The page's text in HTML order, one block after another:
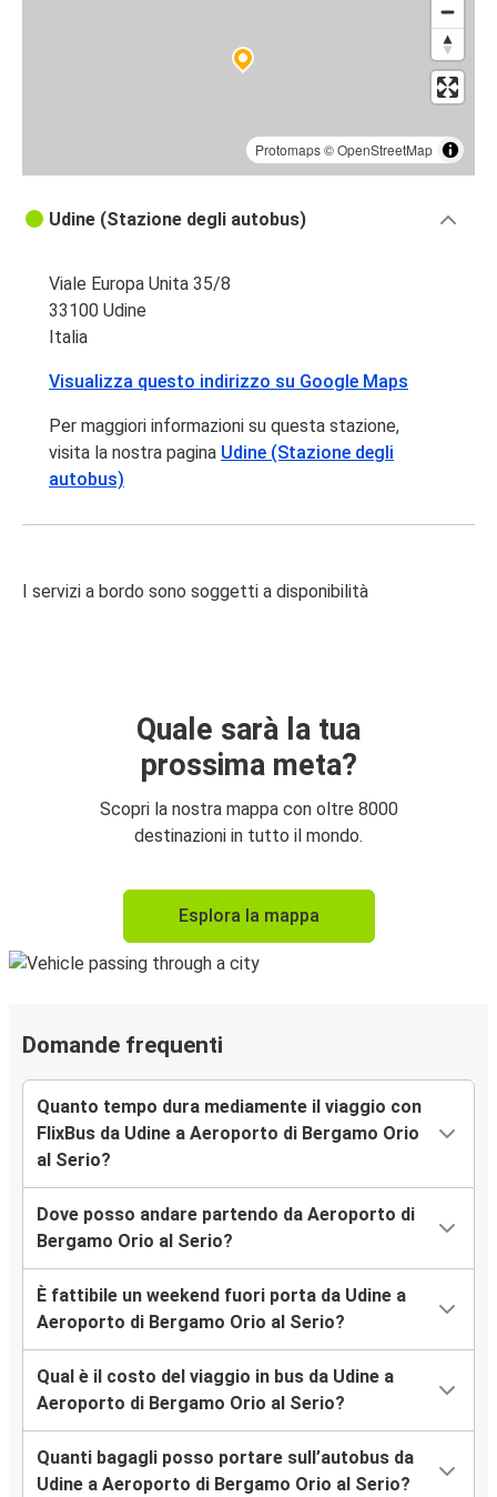
Protomaps©OpenStreetMap
Udine (Stazione degli autobus)
Viale Europa Unita 35/8
33100 Udine
Italia
Visualizza questo indirizzo su Google Maps
Per maggiori informazioni su questa stazione,
visita la nostra pagina Udine (Stazione degli
autobus)
I servizi a bordo sono soggetti a disponibilità
Quale sarà la tua
prossima meta?
Scopri la nostra mappa con oltre 8000
destinazioni in tutto il mondo.
Esplora la mappa
Domande frequenti
Quanto tempo dura mediamente il viaggio con
FlixBus da Udine a Aeroporto di Bergamo Orio
al Serio?
Dove posso andare partendo da Aeroporto di
Bergamo Orio al Serio?
È fattibile un weekend fuori porta da Udine a
Aeroporto di Bergamo Orio al Serio?
Qual è il costo del viaggio in bus da Udine a
Aeroporto di Bergamo Orio al Serio?
Quanti bagagli posso portare sull’autobus da
Udine a Aeroporto di Bergamo Orio al Serio?